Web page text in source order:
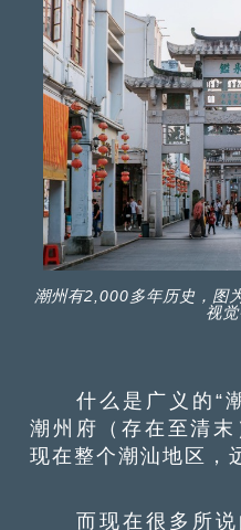
潮州有2,000多年历史，图
视觉
什么是广义的“潮
潮州府（存在至清
现在整个潮汕地区，
而现在很多所说